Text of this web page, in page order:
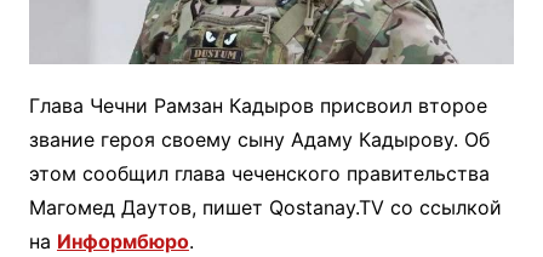
Глава Чечни Рамзан Кадыров присвоил второе
звание героя своему сыну Адаму Кадырову. Об
этом сообщил глава чеченского правительства
Магомед Даутов, пишет Qostanay.TV со ссылкой
на Информбюро.